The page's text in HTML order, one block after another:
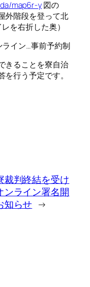
map6r-y図の
外階段を登って北
を右折した奥）
イン…事前予約制
きることを寮自治
行う予定です。
裁判終結を受け
ンライン署名開
知らせ →